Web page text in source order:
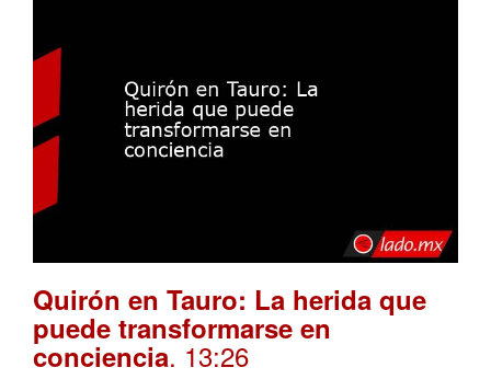
Quirón en Tauro: La herida que
puede transformarse en
conciencia. 13:26